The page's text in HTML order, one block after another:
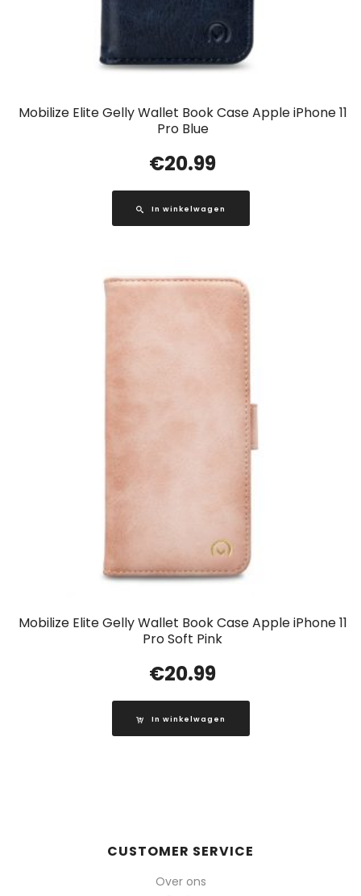
Mobilize Elite Gelly Wallet Book Case Apple iPhone 11
Pro Blue
€20.99
In winkelwagen
Mobilize Elite Gelly Wallet Book Case Apple iPhone 11
Pro Soft Pink
€20.99
In winkelwagen
CUSTOMER SERVICE
Over ons